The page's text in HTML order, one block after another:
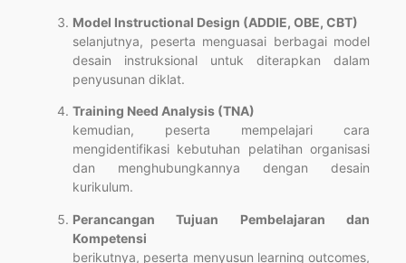
Model Instructional Design (ADDIE, OBE, CBT)
selanjutnya, peserta menguasai berbagai model
desain instruksional untuk diterapkan dalam
penyusunan diklat.
Training Need Analysis (TNA)
kemudian, peserta mempelajari cara
mengidentifikasi kebutuhan pelatihan organisasi
dan menghubungkannya dengan desain
kurikulum.
Perancangan Tujuan Pembelajaran dan
Kompetensi
berikutnya, peserta menyusun learning outcomes,